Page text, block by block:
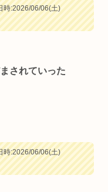
時:2026/06/06(土)
されていった
時:2026/06/06(土)